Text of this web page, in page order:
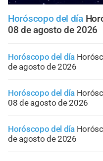
Horóscopo del día
08 de agosto de 2026
Horóscopo del día
de agosto de 2026
Horóscopo del día
08 de agosto de 2026
Horóscopo del día
de agosto de 2026